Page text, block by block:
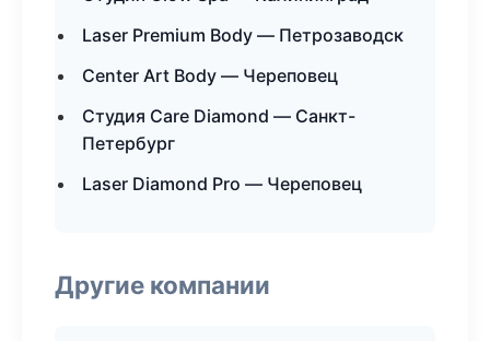
Laser Premium Body — Петрозаводск
Center Art Body — Череповец
Студия Care Diamond — Санкт-
Петербург
Laser Diamond Pro — Череповец
Другие компании